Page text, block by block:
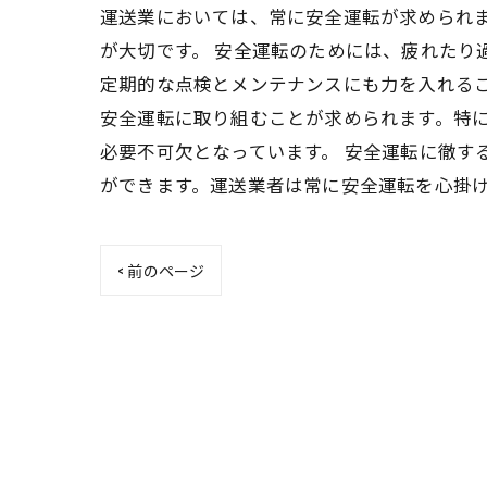
運送業においては、常に安全運転が求められ
が大切です。 安全運転のためには、疲れた
定期的な点検とメンテナンスにも力を入れ
安全運転に取り組むことが求められます。
必要不可欠となっています。 安全運転に徹
ができます。運送業者は常に安全運転を心掛
< 前のページ